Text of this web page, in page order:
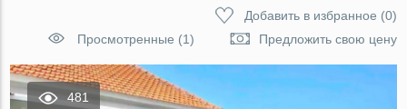
Добавить в избранное (0)
Просмотренные (1)
Предложить свою цену
481